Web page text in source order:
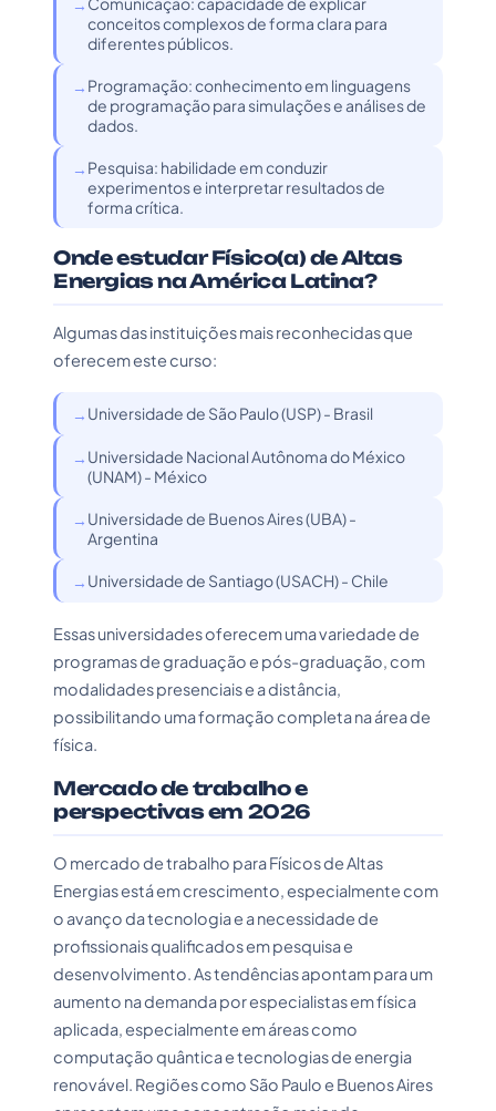
conceitos complexos de forma clara para
diferentes públicos.
Programação: conhecimento em linguagens
de programação para simulações e análises de
dados.
Pesquisa: habilidade em conduzir
experimentos e interpretar resultados de
forma crítica.
Onde estudar Físico(a) de Altas
Energias na América Latina?
Algumas das instituições mais reconhecidas que
oferecem este curso:
Universidade de São Paulo (USP) - Brasil
Universidade Nacional Autônoma do México
(UNAM) - México
Universidade de Buenos Aires (UBA) -
Argentina
Universidade de Santiago (USACH) - Chile
Essas universidades oferecem uma variedade de
programas de graduação e pós-graduação, com
modalidades presenciais e a distância,
possibilitando uma formação completa na área de
física.
Mercado de trabalho e
perspectivas em 2026
O mercado de trabalho para Físicos de Altas
Energias está em crescimento, especialmente com
o avanço da tecnologia e a necessidade de
profissionais qualificados em pesquisa e
desenvolvimento. As tendências apontam para um
aumento na demanda por especialistas em física
aplicada, especialmente em áreas como
computação quântica e tecnologias de energia
renovável. Regiões como São Paulo e Buenos Aires